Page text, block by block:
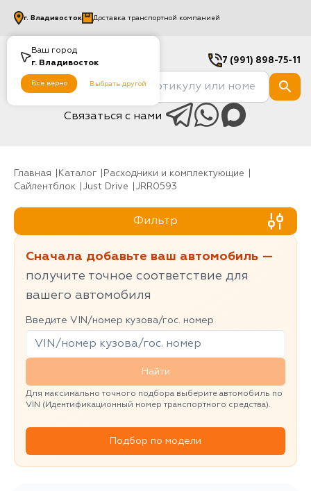
Ваш город
г. Владивосток
Все верно Выбрать другой
г. Владивосток Доставка транспортной компанией
7 (991) 898-75-11
Связаться с нами
Главная Каталог
Расходники и комплектующие
Сайлентблок
Just Drive JRR0593
Фильтр
Сначала добавьте ваш автомобиль —
получите точное соответствие для
вашего автомобиля
Введите VIN/номер кузова/гос. номер
Найти
Для максимально точного подбора выберите автомобиль по
VIN (Идентификационный номер транспортного средства).
Подбор по модели